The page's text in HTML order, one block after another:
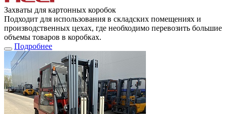
Захваты для картонных коробок
Подходит для использования в складских помещениях и
производственных цехах, где необходимо перевозить большие
объемы товаров в коробках.
Подробнее